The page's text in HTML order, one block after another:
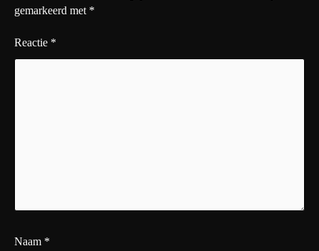
gemarkeerd met *
Reactie *
Naam *